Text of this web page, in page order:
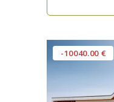
-10040.00 €